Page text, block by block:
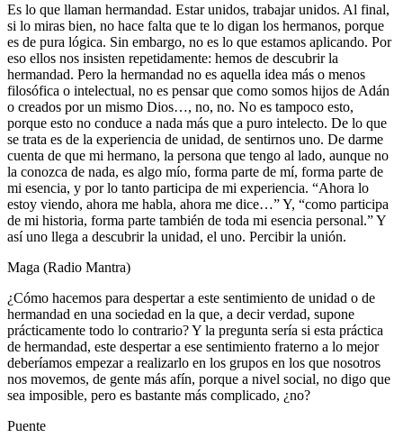
Es lo que llaman hermandad. Estar unidos, trabajar unidos. Al final,
si lo miras bien, no hace falta que te lo digan los hermanos, porque
es de pura lógica. Sin embargo, no es lo que estamos aplicando. Por
eso ellos nos insisten repetidamente: hemos de descubrir la
hermandad. Pero la hermandad no es aquella idea más o menos
filosófica o intelectual, no es pensar que como somos hijos de Adán
o creados por un mismo Dios…, no, no. No es tampoco esto,
porque esto no conduce a nada más que a puro intelecto. De lo que
se trata es de la experiencia de unidad, de sentirnos uno. De darme
cuenta de que mi hermano, la persona que tengo al lado, aunque no
la conozca de nada, es algo mío, forma parte de mí, forma parte de
mi esencia, y por lo tanto participa de mi experiencia. “Ahora lo
estoy viendo, ahora me habla, ahora me dice…” Y, “como participa
de mi historia, forma parte también de toda mi esencia personal.” Y
así uno llega a descubrir la unidad, el uno. Percibir la unión.
Maga (Radio Mantra)
¿Cómo hacemos para despertar a este sentimiento de unidad o de
hermandad en una sociedad en la que, a decir verdad, supone
prácticamente todo lo contrario? Y la pregunta sería si esta práctica
de hermandad, este despertar a ese sentimiento fraterno a lo mejor
deberíamos empezar a realizarlo en los grupos en los que nosotros
nos movemos, de gente más afín, porque a nivel social, no digo que
sea imposible, pero es bastante más complicado, ¿no?
Puente